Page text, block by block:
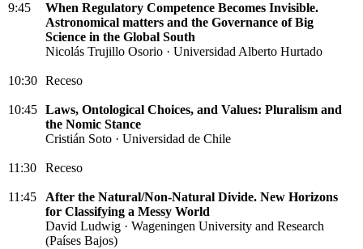
9:45
When Regulatory Competence Becomes Invisible.
Astronomical matters and the Governance of Big
Science in the Global South
Nicolás Trujillo Osorio · Universidad Alberto Hurtado
10:30 Receso
10:45 Laws, Ontological Choices, and Values: Pluralism and
the Nomic Stance
Cristián Soto · Universidad de Chile
11:30 Receso
11:45
After the Natural/Non-Natural Divide. New Horizons
for Classifying a Messy World
David Ludwig · Wageningen University and Research
(Países Bajos)